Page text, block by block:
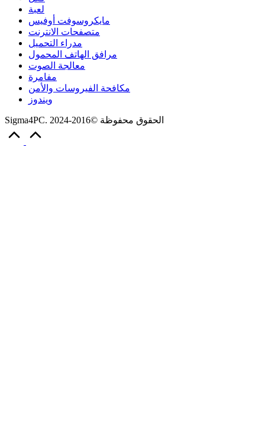
لعبة
مايكروسوفت أوفيس
متصفحات الانترنت
مدراء التحميل
مرافق الهاتف المحمول
معالجة الصوت
مفامرة
مكافحة الفيروسات والأمن
ويندوز
Sigma4PC. الحقوق محفوظة ©2016-2024